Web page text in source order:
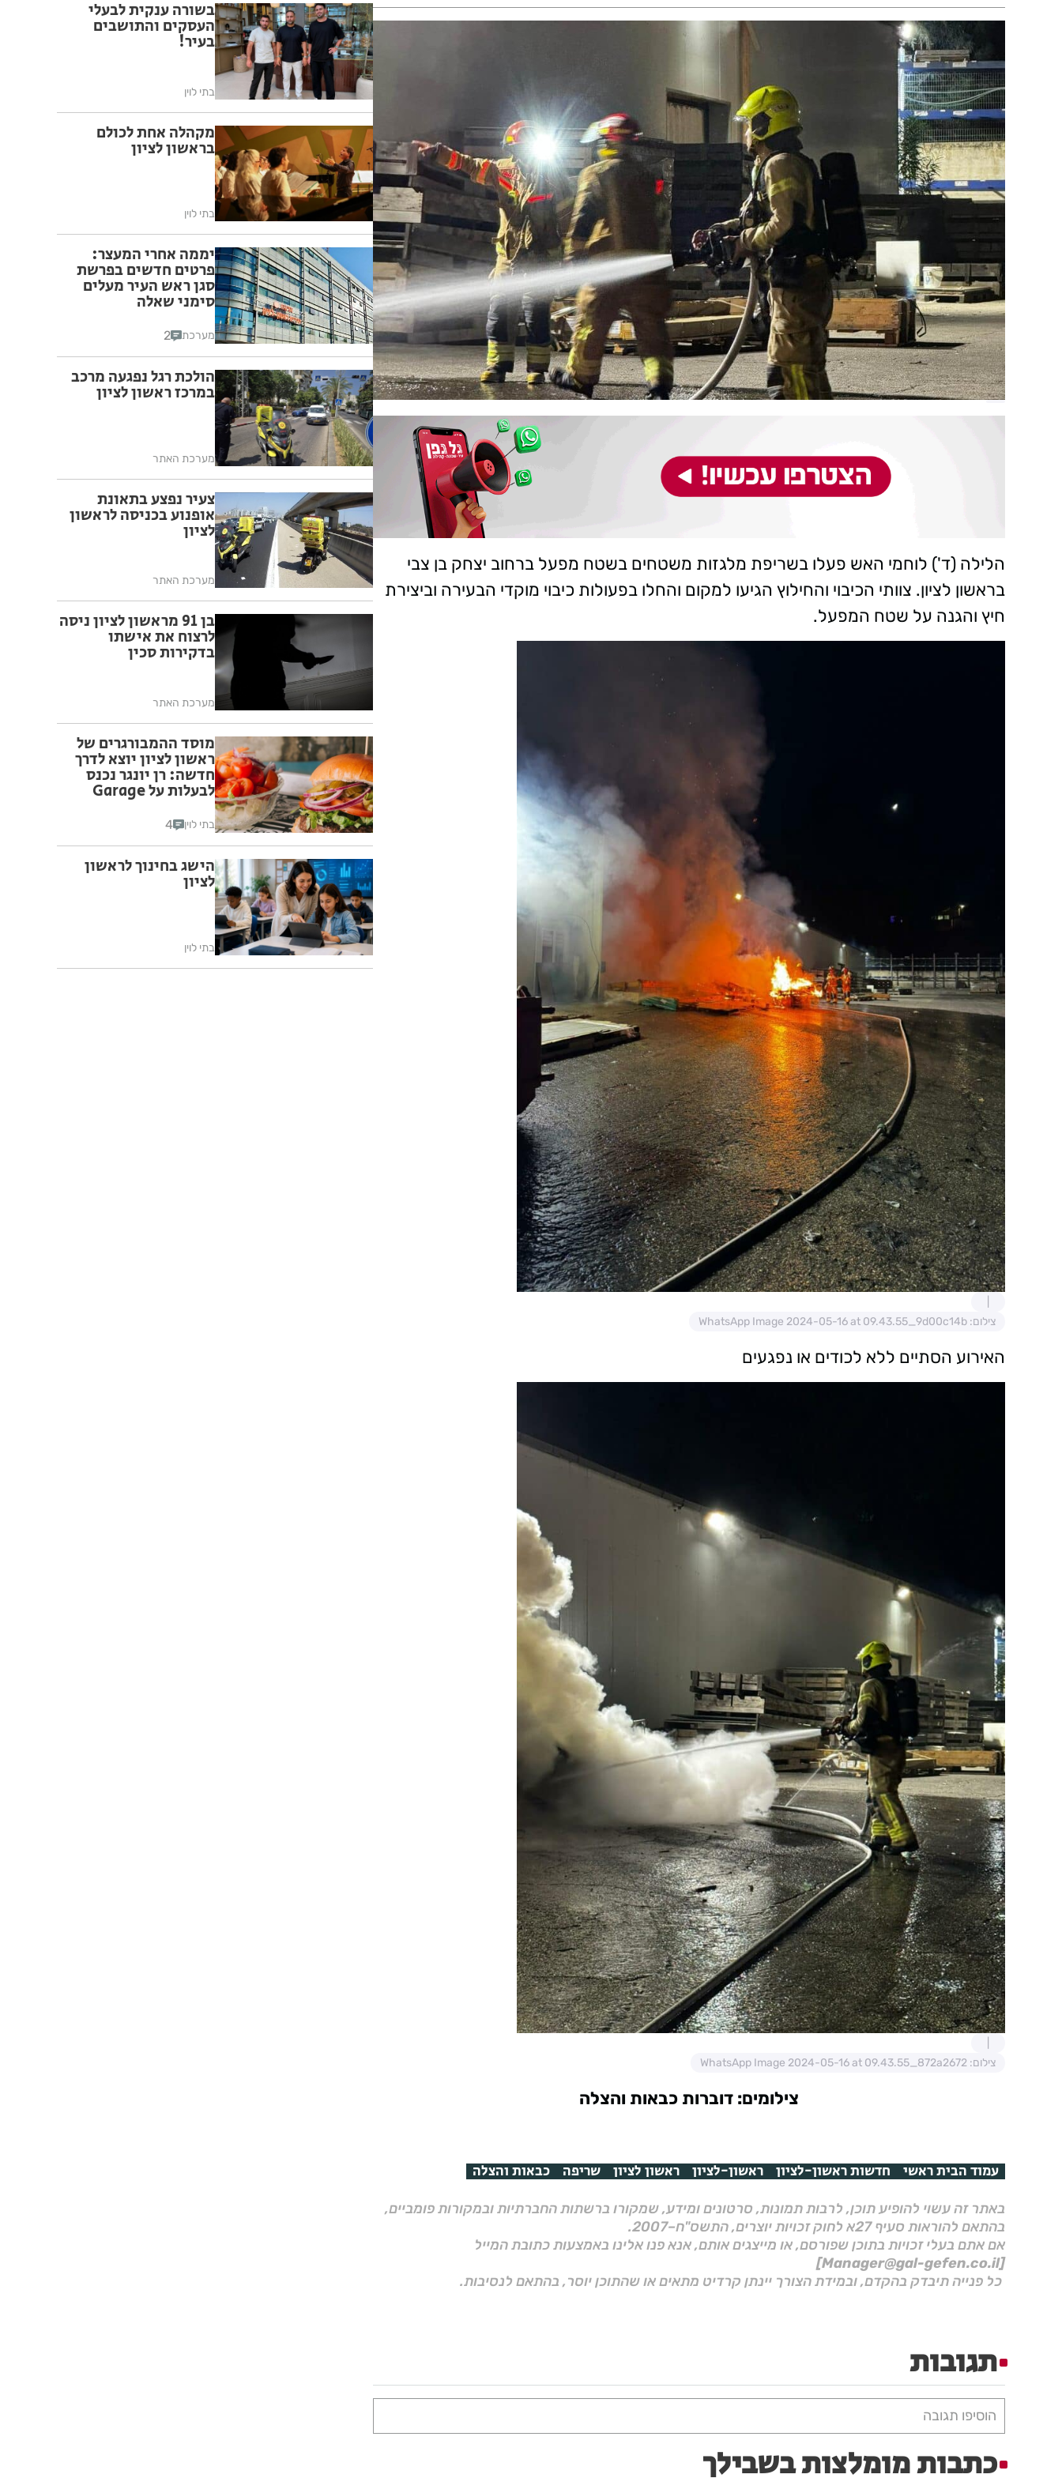
הלילה (ד') לוחמי האש פעלו בשריפת מלגזות משטחים בשטח מפעל ברחוב יצחק בן צבי
בראשון לציון. צוותי הכיבוי והחילוץ הגיעו למקום והחלו בפעולות כיבוי מוקדי הבעירה וביצירת
חיץ והגנה על שטח המפעל.
צילום: WhatsApp Image 2024-05-16 at 09.43.55_9d00c14b
האירוע הסתיים ללא לכודים או נפגעים
צילום: WhatsApp Image 2024-05-16 at 09.43.55_872a2672
צילומים: דוברות כבאות והצלה
עמוד הבית ראשי חדשות ראשון-לציון ראשון-לציון ראשון לציון שריפה כבאות והצלה
באתר זה עשוי להופיע תוכן, לרבות תמונות, סרטונים ומידע, שמקורו ברשתות החברתיות ובמקורות פומביים,
בהתאם להוראות סעיף 27א לחוק זכויות יוצרים, התשס"ח–2007.
אם אתם בעלי זכויות בתוכן שפורסם, או מייצגים אותם, אנא פנו אלינו באמצעות כתובת המייל
[Manager@gal-gefen.co.il]
כל פנייה תיבדק בהקדם, ובמידת הצורך יינתן קרדיט מתאים או שהתוכן יוסר, בהתאם לנסיבות.
תגובות
הוסיפו תגובה
כתבות מומלצות בשבילך
בשורה ענקית לבעלי
העסקים והתושבים
בעיר!
בתי לוין
מקהלה אחת לכולם
בראשון לציון
בתי לוין
יממה אחרי המעצר:
פרטים חדשים בפרשת
סגן ראש העיר מעלים
סימני שאלה
מערכת 2
הולכת רגל נפגעה מרכב
במרכז ראשון לציון
מערכת האתר
צעיר נפצע בתאונת
אופנוע בכניסה לראשון
לציון
מערכת האתר
בן 91 מראשון לציון ניסה
לרצוח את אישתו
בדקירות סכין
מערכת האתר
מוסד ההמבורגרים של
ראשון לציון יוצא לדרך
חדשה: רן יונגר נכנס
לבעלות על Garage
בתי לוין 4
הישג בחינוך לראשון
לציון
בתי לוין